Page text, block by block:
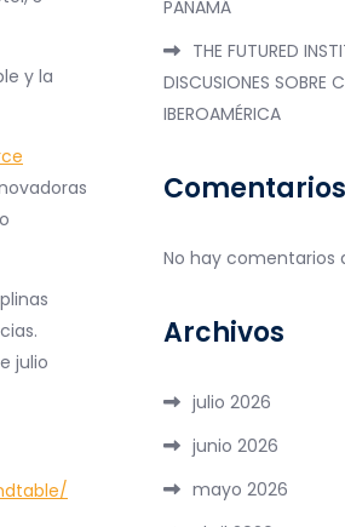
y la
julio
PANAMÁ
THE FUTURED
DISCUSIONES SOBRE
IBEROAMÉRICA
No hay comentarios
Archivos
julio 2026
junio 2026
mayo 2026